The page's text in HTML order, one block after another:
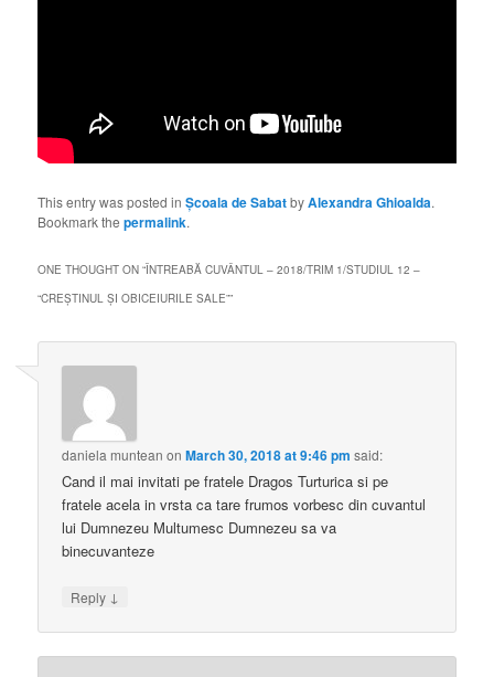
This entry was posted inȘcoala de SabatbyAlexandra Ghioalda.
Bookmark thepermalink.
ONE THOUGHT ON “ÎNTREABĂ CUVÂNTUL – 2018/TRIM 1/STUDIUL 12 –
“CREȘTINUL ȘI OBICEIURILE SALE””
daniela muntean onMarch 30, 2018 at 9:46 pm said:
Cand il mai invitati pe fratele Dragos Turturica si pe
fratele acela in vrsta ca tare frumos vorbesc din cuvantul
lui Dumnezeu Multumesc Dumnezeu sa va
binecuvanteze
Reply ↓